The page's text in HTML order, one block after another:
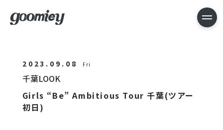
2023.09.08 Fri
千葉LOOK
Girls “Be” Ambitious Tour 千葉(ツアー
初日)